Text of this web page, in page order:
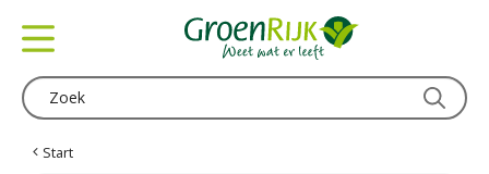
Start